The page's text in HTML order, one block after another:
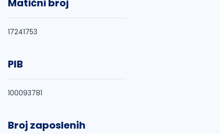
Matični broj
17241753
PIB
100093781
Broj zaposlenih